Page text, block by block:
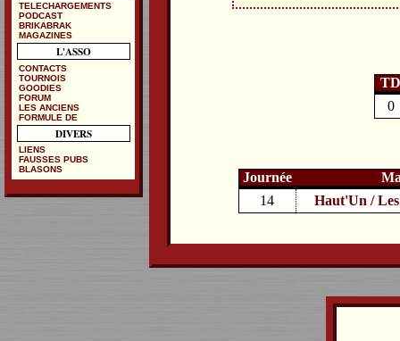
0
Journée
14
Haut'Un /
TELECHARGEMENTS
PODCAST
BRIKABRAK
MAGAZINES
L'ASSO
CONTACTS
TOURNOIS
GOODIES
FORUM
LES ANCIENS
FORMULE DE
DIVERS
LIENS
FAUSSES PUBS
BLASONS